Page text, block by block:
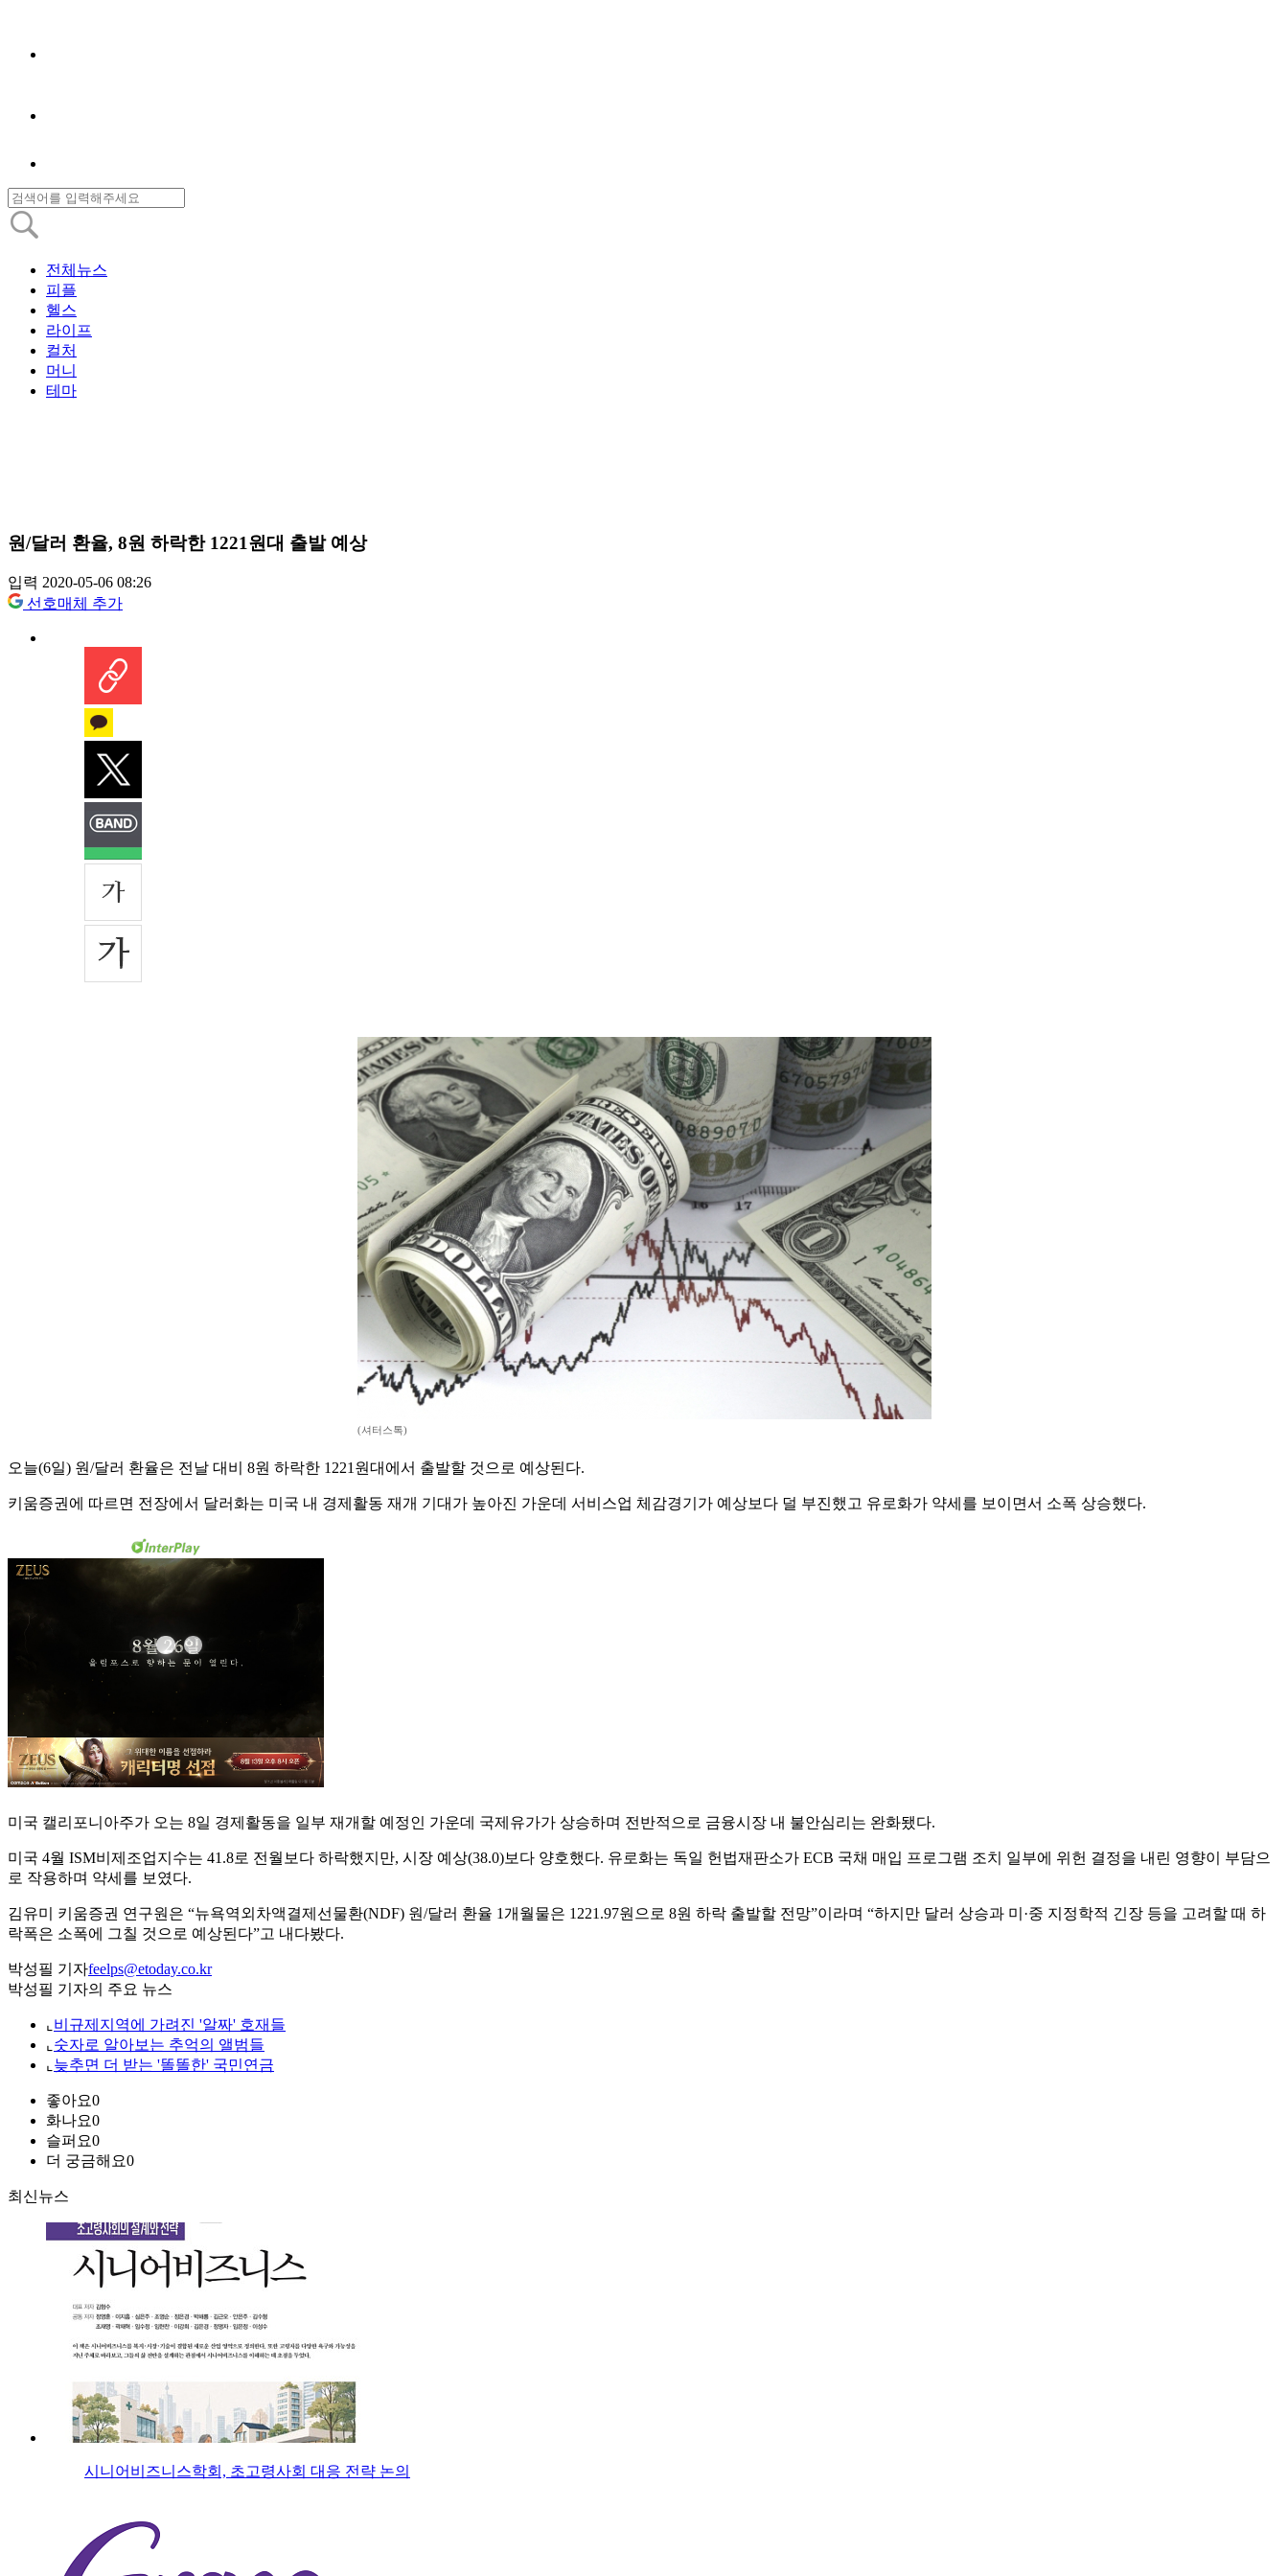
전체뉴스
피플
헬스
라이프
컬처
머니
테마
원/달러 환율, 8원 하락한 1221원대 출발 예상
입력 2020-05-06 08:26
선호매체 추가
(셔터스톡)
오늘(6일) 원/달러 환율은 전날 대비 8원 하락한 1221원대에서 출발할 것으로 예상된다.
키움증권에 따르면 전장에서 달러화는 미국 내 경제활동 재개 기대가 높아진 가운데 서비스업 체감경기가 예상보다 덜 부진했고 유로화가 약세를 보이면서 소폭 상승했다.
미국 캘리포니아주가 오는 8일 경제활동을 일부 재개할 예정인 가운데 국제유가가 상승하며 전반적으로 금융시장 내 불안심리는 완화됐다.
미국 4월 ISM비제조업지수는 41.8로 전월보다 하락했지만, 시장 예상(38.0)보다 양호했다. 유로화는 독일 헌법재판소가 ECB 국채 매입 프로그램 조치 일부에 위헌 결정을 내린 영향이 부담으
로 작용하며 약세를 보였다.
김유미 키움증권 연구원은 “뉴욕역외차액결제선물환(NDF) 원/달러 환율 1개월물은 1221.97원으로 8원 하락 출발할 전망”이라며 “하지만 달러 상승과 미·중 지정학적 긴장 등을 고려할 때 하
락폭은 소폭에 그칠 것으로 예상된다”고 내다봤다.
박성필 기자feelps@etoday.co.kr
박성필 기자의 주요 뉴스
⌞ 비규제지역에 가려진 '알짜' 호재들
⌞ 숫자로 알아보는 추억의 앨범들
⌞ 늦추면 더 받는 '똘똘한' 국민연금
좋아요0
화나요0
슬퍼요0
더 궁금해요0
최신뉴스
시니어비즈니스학회, 초고령사회 대응 전략 논의